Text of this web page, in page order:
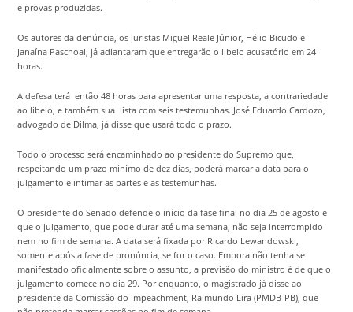
e provas produzidas.
Os autores da denúncia, os juristas Miguel Reale Júnior, Hélio Bicudo e
Janaína Paschoal, já adiantaram que entregarão o libelo acusatório em 24
horas.
A defesa terá então 48 horas para apresentar uma resposta, a contrariedade
ao libelo, e também sua lista com seis testemunhas. José Eduardo Cardozo,
advogado de Dilma, já disse que usará todo o prazo.
Todo o processo será encaminhado ao presidente do Supremo que,
respeitando um prazo mínimo de dez dias, poderá marcar a data para o
julgamento e intimar as partes e as testemunhas.
O presidente do Senado defende o início da fase final no dia 25 de agosto e
que o julgamento, que pode durar até uma semana, não seja interrompido
nem no fim de semana. A data será fixada por Ricardo Lewandowski,
somente após a fase de pronúncia, se for o caso. Embora não tenha se
manifestado oficialmente sobre o assunto, a previsão do ministro é de que o
julgamento comece no dia 29. Por enquanto, o magistrado já disse ao
presidente da Comissão do Impeachment, Raimundo Lira (PMDB-PB), que